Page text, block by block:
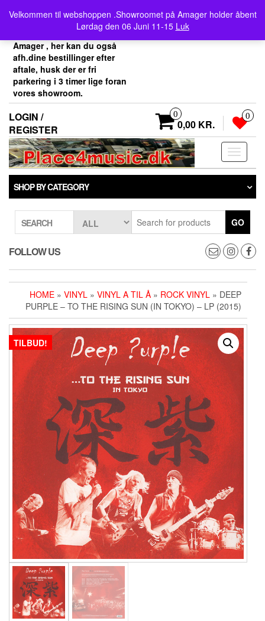
content
Velkommen til webshoppen .Showroomet på Amager holder åbent
Lørdag den 06 Juni 11-15 Luk
Velkommen her i
Place4music`s webshop .
Vores showroom ligger på
Amager , her kan du også
afh.dine bestillinger efter
aftale, husk der er fri
parkering i 3 timer lige foran
vores showroom.
LOGIN /
REGISTER
0
0,00 KR.
0
Toggle
SHOP BY CATEGORY
SEARCH GO
FOLLOW US
HOME » VINYL » VINYL A TIL Å » ROCK VINYL » DEEP
PURPLE – TO THE RISING SUN (IN TOKYO) – LP (2015)
TILBUD!